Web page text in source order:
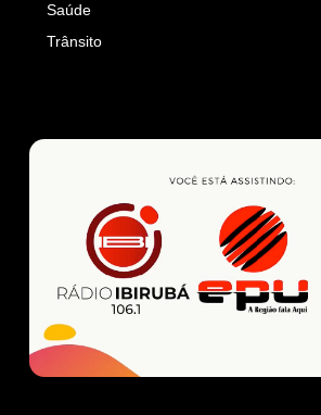
Saúde
Trânsito